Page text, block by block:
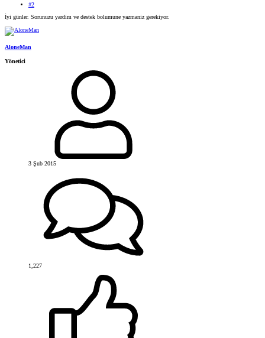
#2
İyi günler. Sorunuzu yardim ve destek bolumune yazmaniz gerekiyor.
AloneMan
Yönetici
3 Şub 2015
1,227